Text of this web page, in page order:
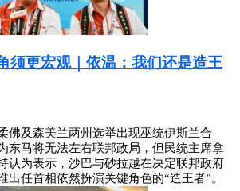
须更宏观｜依温：我们还是造王
佛及森美兰两州选举出现巫统伊斯兰合
东马将无法左右联邦政局，但民统主席拿
认为表示，沙巴与砂拉越在决定联邦政府
出任首相依然扮演关键角色的“造王者”。